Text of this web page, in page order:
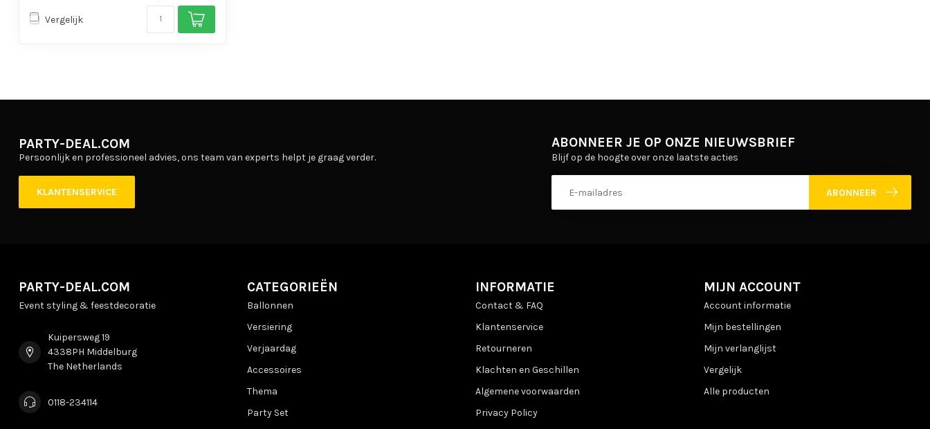
Vergelijk
PARTY-DEAL.COM
Persoonlijk en professioneel advies, ons team van experts helpt je graag verder.
KLANTENSERVICE
ABONNEER JE OP ONZE NIEUWSBRIEF
Blijf op de hoogte over onze laatste acties
ABONNEER
PARTY-DEAL.COM
Event styling & feestdecoratie
Kuipersweg 19
4338PH Middelburg
The Netherlands
0118-234114
CATEGORIEËN
Ballonnen
Versiering
Verjaardag
Accessoires
Thema
Party Set
INFORMATIE
Contact & FAQ
Klantenservice
Retourneren
Klachten en Geschillen
Algemene voorwaarden
Privacy Policy
MIJN ACCOUNT
Account informatie
Mijn bestellingen
Mijn verlanglijst
Vergelijk
Alle producten